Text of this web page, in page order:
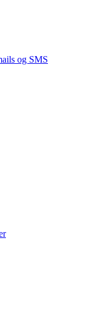
og SMS